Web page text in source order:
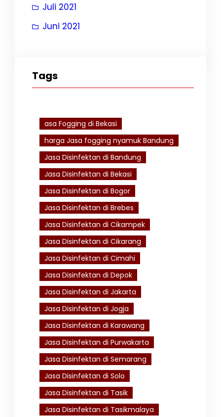
Juli 2021
Juni 2021
Tags
asa Fogging di Bekasi
harga Jasa fogging nyamuk Bandung
Jasa Disinfektan di Bandung
Jasa Disinfektan di Bekasi
Jasa Disinfektan di Bogor
Jasa Disinfektan di Brebes
Jasa Disinfektan di Cikampek
Jasa Disinfektan di Cikarang
Jasa Disinfektan di Cimahi
Jasa Disinfektan di Depok
Jasa Disinfektan di Jakarta
Jasa Disinfektan di Jogja
Jasa Disinfektan di Karawang
Jasa Disinfektan di Purwakarta
Jasa Disinfektan di Semarang
Jasa Disinfektan di Solo
Jasa Disinfektan di Tasik
Jasa Disinfektan di Tasikmalaya